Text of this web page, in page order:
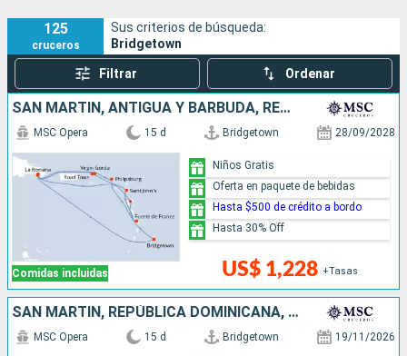
125
cruceros
Sus criterios de búsqueda:
Bridgetown
Filtrar Ordenar
SAN MARTÍN, ANTIGUA Y BARBUDA, REPÚBLICA DOMINICANA, BARBADOS
Comidas incluidas
MSC Opera 15 d Bridgetown 28/09/2028
US$ 1,228 +Tasas
Niños Gratis
Oferta en paquete de bebidas
Hasta $500 de crédito a bordo
Hasta 30% Off
SAN MARTÍN, REPÚBLICA DOMINICANA, BARBADOS
MSC Opera 15 d Bridgetown 19/11/2026